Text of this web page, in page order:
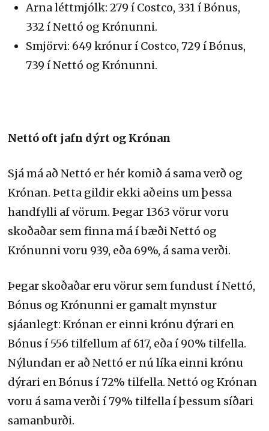
Arna léttmjólk: 279 í Costco, 331 í Bónus,
332 í Nettó og Krónunni.
Smjörvi: 649 krónur í Costco, 729 í Bónus,
739 í Nettó og Krónunni.
Nettó oft jafn dýrt og Krónan
Sjá má að Nettó er hér komið á sama verð og
Krónan. Þetta gildir ekki aðeins um þessa
handfylli af vörum. Þegar 1363 vörur voru
skoðaðar sem finna má í bæði Nettó og
Krónunni voru 939, eða 69%, á sama verði.
Þegar skoðaðar eru vörur sem fundust í Nettó,
Bónus og Krónunni er gamalt mynstur
sjáanlegt: Krónan er einni krónu dýrari en
Bónus í 556 tilfellum af 617, eða í 90% tilfella.
Nýlundan er að Nettó er nú líka einni krónu
dýrari en Bónus í 72% tilfella. Nettó og Krónan
voru á sama verði í 79% tilfella í þessum síðari
samanburði.